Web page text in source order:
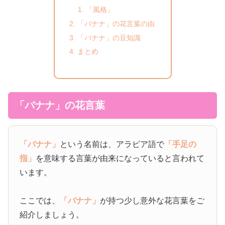
「風格」
「バナナ」の花言葉の由
「バナナ」の豆知識
まとめ
「バナナ」の花言葉
「バナナ」 という名前は、アラビア語で 「手足の
指」 を意味する言葉が由来になっていると言われて
います。
ここでは、 「バナナ」 が持つ少し意外な花言葉をご
紹介しましょう。